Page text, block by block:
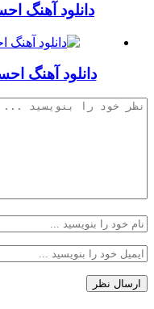
دانلود آهنگ
دانلود آهنگ